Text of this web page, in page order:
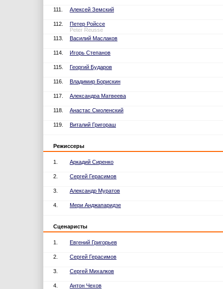
111. Алексей Земский
112.
Петер Ройссе
Peter Reusse
113.
Василий Маслаков
114. Игорь Степанов
115. Георгий Бударов
116. Владимир Борискин
117. Александра Матвеева
118. Анастас Смоленский
119. Виталий Григораш
Режиссеры
1. Аркадий Сиренко
2. Сергей Герасимов
3. Александр Муратов
4. Мери Анджапаридзе
Сценаристы
1. Евгений Григорьев
2. Сергей Герасимов
3. Сергей Михалков
4. Антон Чехов